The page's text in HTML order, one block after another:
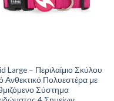
Large – Περιλαίμιο Σκύλου
Ανθεκτικό Πολυεστέρα με
Σύστημα